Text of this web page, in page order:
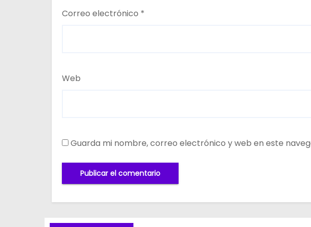
Correo electrónico *
Web
Guarda mi nombre, correo electrónico y web en este